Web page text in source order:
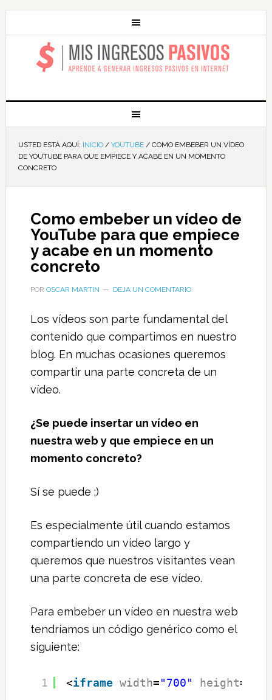
MIS INGRESOS
PASIVOS
USTED ESTÁ AQUÍ: INICIO / YOUTUBE /COMO EMBEBER UN VÍDEO
DE YOUTUBE PARA QUE EMPIECE Y ACABE EN UN MOMENTO
CONCRETO
Como embeber un vídeo de
YouTube para que empiece
y acabe en un momento
concreto
POR OSCAR MARTIN DEJA UN COMENTARIO
Los vídeos son parte fundamental del
contenido que compartimos en nuestro
blog. En muchas ocasiones queremos
compartir una parte concreta de un
vídeo.
¿Se puede insertar un vídeo en
nuestra web y que empiece en un
momento concreto?
Sí se puede ;)
Es especialmente útil cuando estamos
compartiendo un vídeo largo y
queremos que nuestros visitantes vean
una parte concreta de ese vídeo.
Para embeber un vídeo en nuestra web
tendríamos un código genérico como el
siguiente:
1 <iframe width="700" height=